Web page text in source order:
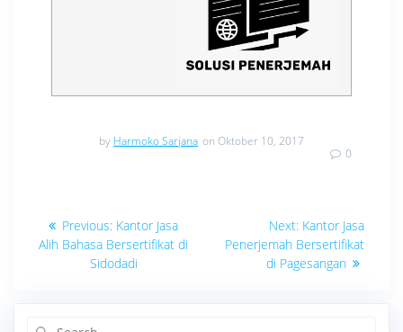
by Harmoko Sarjana on Oktober 10, 2017
0
Navigasi
pos
Previous: Previous
post:
Kantor Jasa
Alih Bahasa Bersertifikat di
Sidodadi
Next: Next
post:
Kantor Jasa
Penerjemah Bersertifikat
di Pagesangan